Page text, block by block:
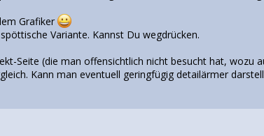
Grafiker
Variante. Kannst Du wegdrücken.
Seite (die man offensichtlich nicht besucht hat, wozu
Kann man eventuell geringfügig detailärmer